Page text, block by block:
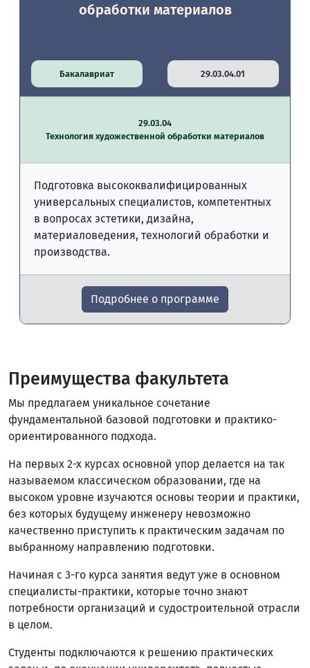
обработки материалов
Бакалавриат 29.03.04.01
29.03.04
Технология художественной обработки материалов
Подготовка высококвалифицированных
универсальных специалистов, компетентных
в вопросах эстетики, дизайна,
материаловедения, технологий обработки и
производства.
Подробнее о программе
Преимущества факультета
Мы предлагаем уникальное сочетание
фундаментальной базовой подготовки и практико-
ориентированного подхода.
На первых 2-х курсах основной упор делается на так
называемом классическом образовании, где на
высоком уровне изучаются основы теории и практики,
без которых будущему инженеру невозможно
качественно приступить к практическим задачам по
выбранному направлению подготовки.
Начиная с 3-го курса занятия ведут уже в основном
специалисты-практики, которые точно знают
потребности организаций и судостроительной отрасли
в целом.
Студенты подключаются к решению практических